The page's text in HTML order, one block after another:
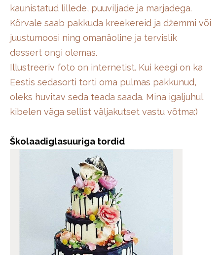
kaunistatud lillede, puuviljade ja marjadega.
Kõrvale saab pakkuda kreekereid ja džemmi või
juustumoosi ning omanäoline ja tervislik
dessert ongi olemas.
Illustreeriv foto on internetist. Kui keegi on ka
Eestis sedasorti torti oma pulmas pakkunud,
oleks huvitav seda teada saada. Mina igaljuhul
kibelen väga sellist väljakutset vastu võtma:)
Školaadiglasuuriga tordid